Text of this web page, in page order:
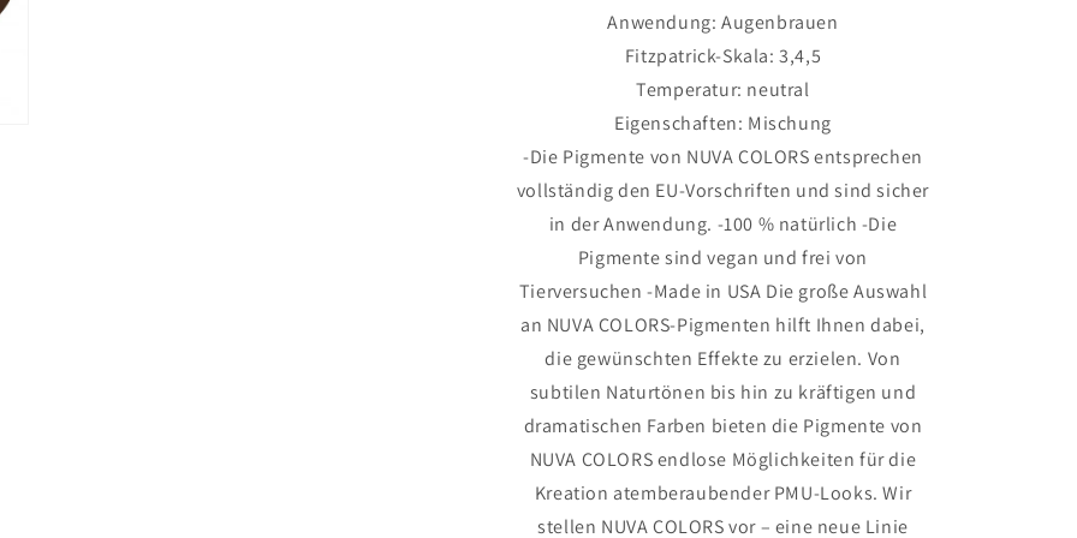
Anwendung: Augenbrauen
Fitzpatrick-Skala: 3,4,5
Temperatur: neutral
Eigenschaften: Mischung
-Die Pigmente von NUVA COLORS entsprechen
vollständig den EU-Vorschriften und sind sicher
in der Anwendung. -100 % natürlich -Die
Pigmente sind vegan und frei von
Tierversuchen -Made in USA Die große Auswahl
an NUVA COLORS-Pigmenten hilft Ihnen dabei,
die gewünschten Effekte zu erzielen. Von
subtilen Naturtönen bis hin zu kräftigen und
dramatischen Farben bieten die Pigmente von
NUVA COLORS endlose Möglichkeiten für die
Kreation atemberaubender PMU-Looks. Wir
stellen NUVA COLORS vor – eine neue Linie